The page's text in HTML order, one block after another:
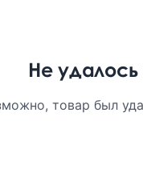
Не
товар был